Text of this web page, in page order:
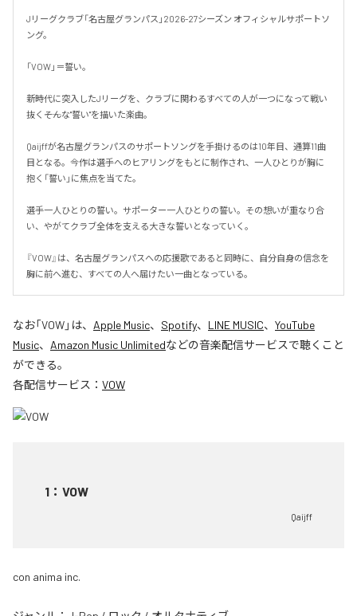
Jリーグクラブ「名古屋グランパス」2026-27シーズン オフィシャルサポートソ
ング。
「VOW」＝誓い。
新時代に突入したJリーグを、クラブに関わるすべての人が一つになって戦い
抜く――そんな"誓い"を描いた楽曲。
Qaijffが名古屋グランパスのサポートソングを手掛けるのは10年目、通算11曲
目となる。今作は選手へのヒアリングをもとに制作され、一人ひとりが胸に
抱く「誓い」に焦点を当てた。
選手一人ひとりの誓い。サポーター一人ひとりの誓い。その想いが重なり合
い、やがてクラブ全体を支える大きな誓いとなっていく。
『VOW』は、名古屋グランパスへの応援歌であると同時に、自分自身の信念を
胸に前へ進む、すべての人へ届けたい一曲となっている。
なお「VOW」は、 Apple Music、 Spotify、 LINE MUSIC、 YouTube
Music、 Amazon Music Unlimitedなどの音楽配信サービスで聴くこと
ができる。
各配信サービス： VOW
1 ： VOW
Qaijff
con anima inc.